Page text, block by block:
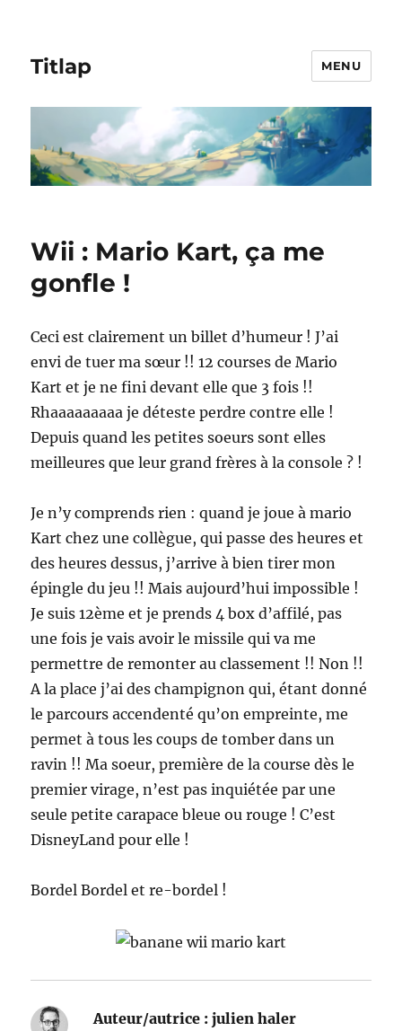
Titlap MENU
Wii : Mario Kart, ça me
gonfle !
Ceci est clairement un billet d’humeur ! J’ai
envi de tuer ma sœur !! 12 courses de Mario
Kart et je ne fini devant elle que 3 fois !!
Rhaaaaaaaaa je déteste perdre contre elle !
Depuis quand les petites soeurs sont elles
meilleures que leur grand frères à la console ? !
Je n’y comprends rien : quand je joue à mario
Kart chez une collègue, qui passe des heures et
des heures dessus, j’arrive à bien tirer mon
épingle du jeu !! Mais aujourd’hui impossible !
Je suis 12ème et je prends 4 box d’affilé, pas
une fois je vais avoir le missile qui va me
permettre de remonter au classement !! Non !!
A la place j’ai des champignon qui, étant donné
le parcours accendenté qu’on empreinte, me
permet à tous les coups de tomber dans un
ravin !! Ma soeur, première de la course dès le
premier virage, n’est pas inquiétée par une
seule petite carapace bleue ou rouge ! C’est
DisneyLand pour elle !
Bordel Bordel et re-bordel !
Auteur/autrice : julien haler